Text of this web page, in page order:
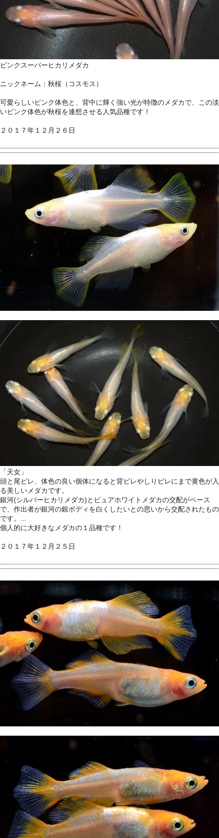
ピンクスーパーヒカリメダカ
ニックネーム：秋桜（コスモス）
可愛らしいピンク体色と、背中に輝く強い光が特徴のメダカで、この淡
いピンク体色が秋桜を連想させる人気品種です！
２０１７年１２月２６日
「天女」
頭と尾ビレ、体色の良い個体になると背ビレやしりビレにまで黄色が入
る美しいメダカです。
銀河(シルバーヒカリメダカ)とピュアホワイトメダカの交配がベース
で、作出者が銀河の銀ボディを白くしたいとの思いから交配されたもの
です。
個人的に大好きなメダカの１品種です！
２０１７年１２月２５日